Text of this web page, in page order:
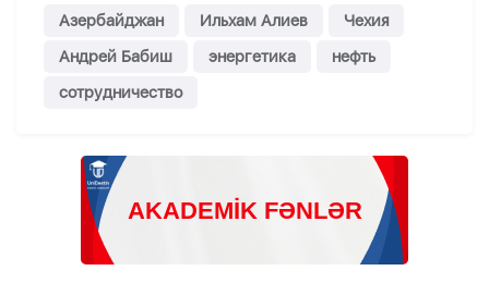
Азербайджан Ильхам Алиев
Чехия
Андрей Бабиш
энергетика
нефть
сотрудничество